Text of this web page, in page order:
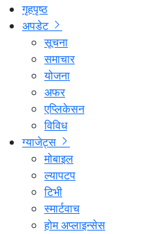
गृहपृष्ठ
अपडेट
सूचना
समाचार
योजना
अफर
एप्लिकेसन
विविध
ग्याजेट्स
मोबाइल
ल्यापटप
टिभी
स्मार्टवाच
होम अप्लाइन्सेस